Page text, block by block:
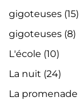
gigoteuses (15)
gigoteuses (8)
L'école (10)
La nuit (24)
La promenade